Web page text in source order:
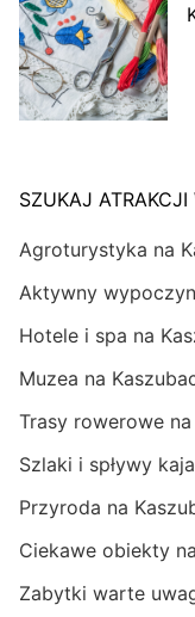
SZUKAJ ATRAKCJI
Agroturystyka na
Aktywny
Hotele i spa na
Muzea na
Trasy rowerowe
Szlaki i spływy
Przyroda na
Ciekawe obiekty
Zabytki warte